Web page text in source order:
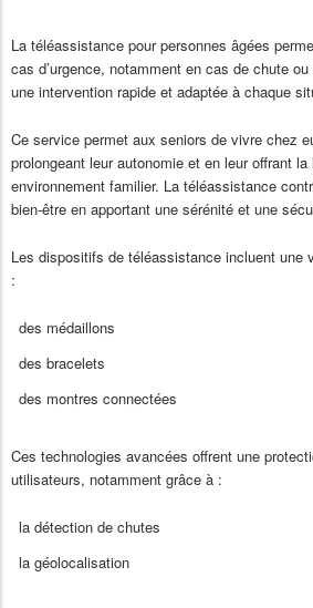
La téléassistance pour personnes âgées
cas d’urgence, notamment en cas de chute
une intervention rapide et adaptée à chaque
Ce service permet aux seniors de vivre chez
prolongeant leur autonomie et en leur offrant
environnement familier. La téléassistance
bien-être en apportant une sérénité et une
Les dispositifs de téléassistance incluent une
:
des médaillons
des bracelets
des montres connectées
Ces technologies avancées offrent une
utilisateurs, notamment grâce à :
la détection de chutes
la géolocalisation